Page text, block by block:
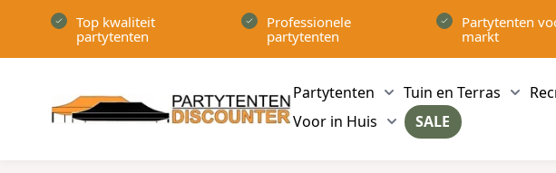
Top kwaliteit
partytenten
Professionele
partytenten
Partytenten
markt
Partytenten
Show submenu for
Tuin en Terras
Voor in Huis
Show submenu for
SALE